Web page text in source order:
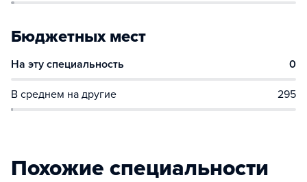
Бюджетных мест
На эту специальность 0
В среднем на другие 295
Похожие специальности